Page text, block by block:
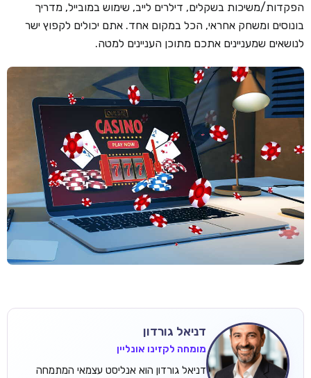
הפקדות/משיכות בשקלים, דילרים לייב, שימוש במובייל, מדריך
בונוסים ומשחק אחראי, הכל במקום אחד. אתם יכולים לקפוץ ישר
לנושאים שמעניינים אתכם מתוכן העניינים למטה.
דניאל גורדון
מומחה לקזינו אונליין
דניאל גורדון הוא אנליסט עצמאי המתמחה